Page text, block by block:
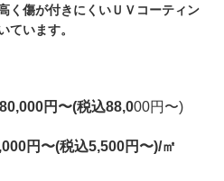
く傷が付きにくいＵＶコーティン
ています。
円〜(税込88,000円〜)
(税込5,500円〜)/㎡